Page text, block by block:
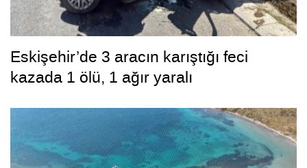
Eskişehir’de 3 aracın karıştığı feci
kazada 1 ölü, 1 ağır yaralı